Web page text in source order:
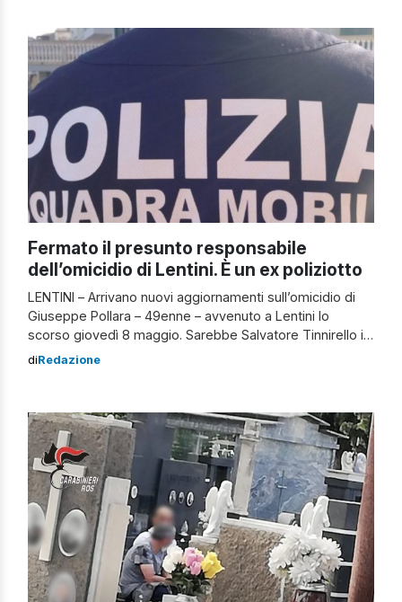
Fermato il presunto responsabile
dell’omicidio di Lentini. È un ex poliziotto
LENTINI – Arrivano nuovi aggiornamenti sull’omicidio di
Giuseppe Pollara – 49enne – avvenuto a Lentini lo
scorso giovedì 8 maggio. Sarebbe Salvatore Tinnirello il
presunto responsabile dell’agguato nei confronti del
del presumibile assassino. Le indagini sull’omicidio di
Giuseppe Pollara […]
diRedazione